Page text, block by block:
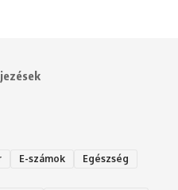
E-számok
Egészség